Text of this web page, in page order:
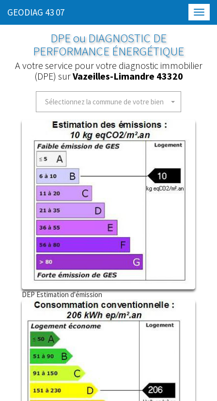
GEODIAG 43 07
DPE ou DIAGNOSTIC DE
PERFORMANCE ÉNERGÉTIQUE
A votre service pour votre diagnostic immobilier
(DPE) surVazeilles-Limandre 43320
Sélectionnez la commune de votre bien
DEP Estimation d'émission